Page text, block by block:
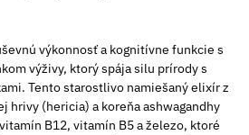
výkonnosť a kognitívne funkcie s
výživy, ktorý spája silu prírody s
Tento starostlivo namiešaný elixír z
hrivy (hericia) a koreňa ashwagandhy
B12, vitamín B5 a železo, ktoré